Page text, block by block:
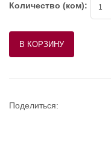
Количество (ком):
Поделиться: